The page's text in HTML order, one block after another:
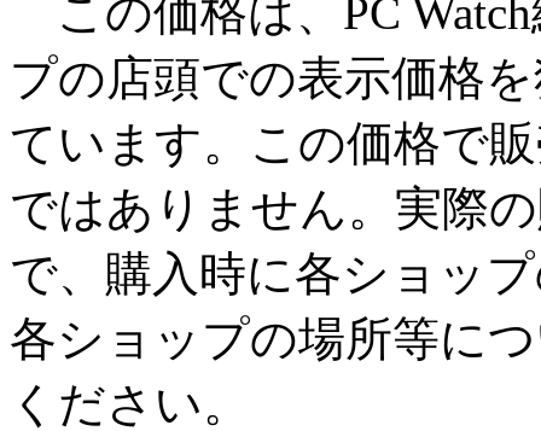
この価格は、PC
プの店頭での表示価格
ています。この価格で
ではありません。実際
で、購入時に各ショッ
各ショップの場所等に
ください。